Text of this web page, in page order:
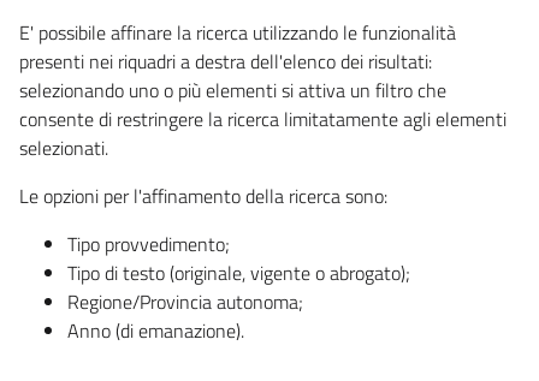
E' possibile affinare la ricerca utilizzando le funzionalità
presenti nei riquadri a destra dell'elenco dei risultati:
selezionando uno o più elementi si attiva un filtro che
consente di restringere la ricerca limitatamente agli elementi
selezionati.
Le opzioni per l'affinamento della ricerca sono:
Tipo provvedimento;
Tipo di testo (originale, vigente o abrogato);
Regione/Provincia autonoma;
Anno (di emanazione).